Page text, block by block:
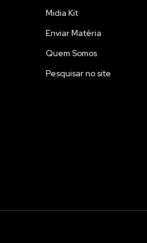
Midia Kit
Enviar Matéria
Quem Somos
Pesquisar no site